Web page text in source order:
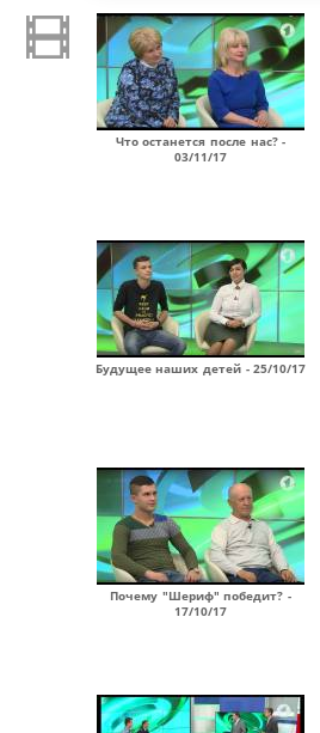
Что останется после нас? -
03/11/17
Будущее наших детей - 25/10/17
Почему "Шериф" победит? -
17/10/17